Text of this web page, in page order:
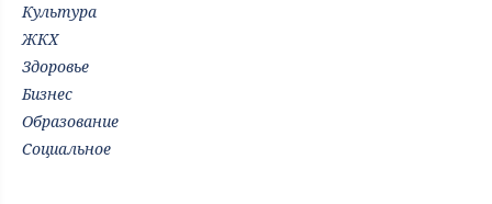
Культура
ЖКХ
Здоровье
Бизнес
Образование
Социальное